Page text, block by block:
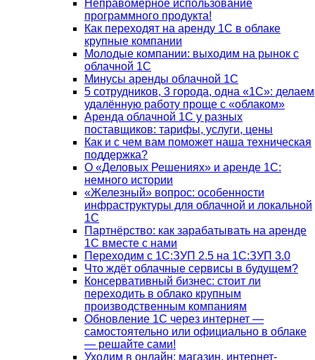
Неправомерное использование
программного продукта!
Как переходят на аренду 1С в облаке
крупные компании
Молодые компании: выходим на рынок с
облачной 1С
Минусы аренды облачной 1С
5 сотрудников, 3 города, одна «1С»: делаем
удалённую работу проще с «облаком»
Аренда облачной 1С у разных
поставщиков: тарифы, услуги, цены
Как и с чем вам поможет наша техническая
поддержка?
О «Деловых Решениях» и аренде 1С:
немного истории
«Железный» вопрос: особенности
инфраструктуры для облачной и локальной
1С
Партнёрство: как зарабатывать на аренде
1С вместе с нами
Переходим с 1С:ЗУП 2.5 на 1С:ЗУП 3.0
Что ждёт облачные сервисы в будущем?
Консервативный бизнес: стоит ли
переходить в облако крупным
производственным компаниям
Обновление 1С через интернет —
самостоятельно или официально в облаке
— решайте сами!
Уходим в онлайн: магазин, интернет-